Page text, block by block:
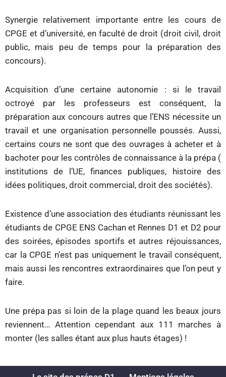
Synergie relativement importante entre les cours de
CPGE et d’université, en faculté de droit (droit civil, droit
public, mais peu de temps pour la préparation des
concours).
Acquisition d’une certaine autonomie : si le travail
octroyé par les professeurs est conséquent, la
préparation aux concours autres que l’ENS nécessite un
travail et une organisation personnelle poussés. Aussi,
certains cours ne sont que des ouvrages à acheter et à
bachoter pour les contrôles de connaissance à la prépa (
institutions de l’UE, finances publiques, histoire des
idées politiques, droit commercial, droit des sociétés).
Existence d’une association des étudiants réunissant les
étudiants de CPGE ENS Cachan et Rennes D1 et D2 pour
des soirées, épisodes sportifs et autres réjouissances,
car la CPGE n’est pas uniquement le travail conséquent,
mais aussi les rencontres extraordinaires que l’on peut y
faire.
Une prépa pas si loin de la plage quand les beaux jours
reviennent… Attention cependant aux 111 marches à
monter (les salles étant aux plus hauts étages) !